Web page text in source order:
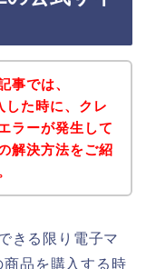
事では、
た時に、クレ
ラーが発生して
解決方法をご紹
きる限り電子マ
品を購入する時